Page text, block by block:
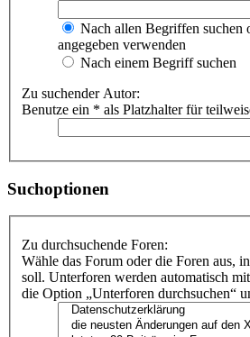
Nach allen Begriffen suchen
angegeben verwenden
Nach einem Begriff suchen
Zu suchender Autor:
Benutze ein * als Platzhalter für
Suchoptionen
Zu durchsuchende Foren:
Wähle das Forum oder die Foren aus,
soll. Unterforen werden automatisch
die Option „Unterforen durchsuchen“